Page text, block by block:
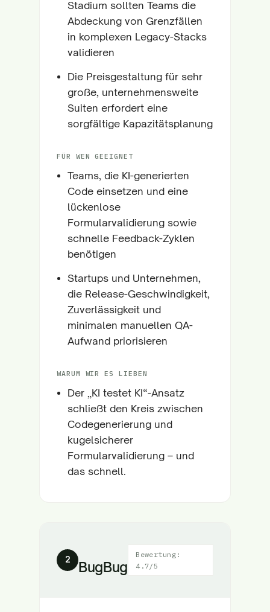
Stadium sollten Teams die
Abdeckung von Grenzfällen
in komplexen Legacy-Stacks
validieren
Die Preisgestaltung für sehr
große, unternehmensweite
Suiten erfordert eine
sorgfältige Kapazitätsplanung
FÜR WEN GEEIGNET
Teams, die KI-generierten
Code einsetzen und eine
lückenlose
Formularvalidierung sowie
schnelle Feedback-Zyklen
benötigen
Startups und Unternehmen,
die Release-Geschwindigkeit,
Zuverlässigkeit und
minimalen manuellen QA-
Aufwand priorisieren
WARUM WIR ES LIEBEN
Der „KI testet KI“-Ansatz
schließt den Kreis zwischen
Codegenerierung und
kugelsicherer
Formularvalidierung – und
das schnell.
2 BugBug
Bewertung:
4.7/5